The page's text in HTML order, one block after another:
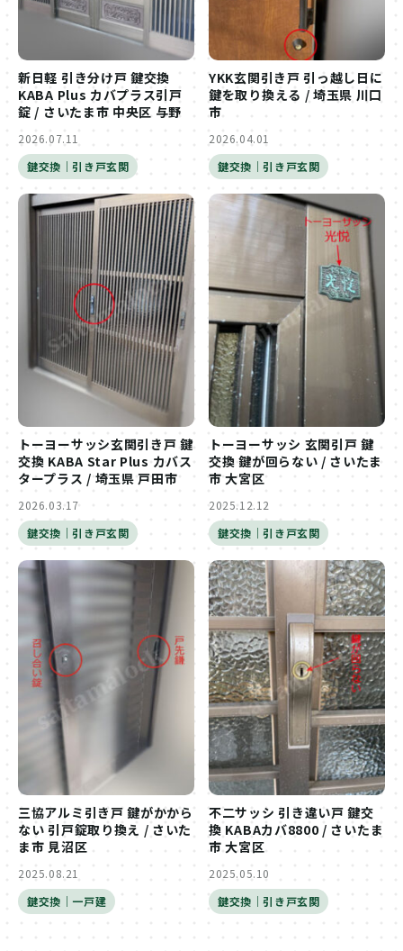
新日軽 引き分け戸 鍵交換
KABA Plus カバプラス引戸
錠 / さいたま市 中央区 与野
2026.07.11
鍵交換｜引き戸玄関
YKK玄関引き戸 引っ越し日に
鍵を取り換える / 埼玉県 川口
市
2026.04.01
鍵交換｜引き戸玄関
トーヨーサッシ玄関引き戸 鍵
交換 KABA Star Plus カバス
タープラス / 埼玉県 戸田市
2026.03.17
鍵交換｜引き戸玄関
トーヨーサッシ 玄関引戸 鍵
交換 鍵が回らない / さいたま
市 大宮区
2025.12.12
鍵交換｜引き戸玄関
三協アルミ引き戸 鍵がかから
ない 引戸錠取り換え / さいた
ま市 見沼区
2025.08.21
鍵交換｜一戸建
不二サッシ 引き違い戸 鍵交
換 KABAカバ8800 / さいたま
市 大宮区
2025.05.10
鍵交換｜引き戸玄関